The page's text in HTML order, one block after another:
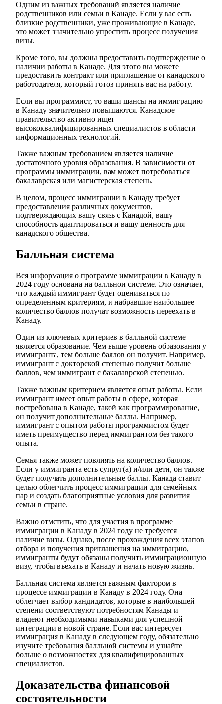
Одним из важных требований является наличие
родственников или семьи в Канаде. Если у вас есть
близкие родственники, уже проживающие в Канаде,
это может значительно упростить процесс получения
визы.
Кроме того, вы должны предоставить подтверждение о
наличии работы в Канаде. Для этого вы можете
предоставить контракт или приглашение от канадского
работодателя, который готов принять вас на работу.
Если вы программист, то ваши шансы на иммиграцию
в Канаду значительно повышаются. Канадское
правительство активно ищет
высококвалифицированных специалистов в области
информационных технологий.
Также важным требованием является наличие
достаточного уровня образования. В зависимости от
программы иммиграции, вам может потребоваться
бакалаврская или магистерская степень.
В целом, процесс иммиграции в Канаду требует
предоставления различных документов,
подтверждающих вашу связь с Канадой, вашу
способность адаптироваться и вашу ценность для
канадского общества.
Балльная система
Вся информация о программе иммиграции в Канаду в
2024 году основана на балльной системе. Это означает,
что каждый иммигрант будет оцениваться по
определенным критериям, и набравшие наибольшее
количество баллов получат возможность переехать в
Канаду.
Один из ключевых критериев в балльной системе
является образование. Чем выше уровень образования у
иммигранта, тем больше баллов он получит. Например,
иммигрант с докторской степенью получит больше
баллов, чем иммигрант с бакалаврской степенью.
Также важным критерием является опыт работы. Если
иммигрант имеет опыт работы в сфере, которая
востребована в Канаде, такой как программирование,
он получит дополнительные баллы. Например,
иммигрант с опытом работы программистом будет
иметь преимущество перед иммигрантом без такого
опыта.
Семья также может повлиять на количество баллов.
Если у иммигранта есть супруг(а) и/или дети, он также
будет получать дополнительные баллы. Канада ставит
целью облегчить процесс иммиграции для семейных
пар и создать благоприятные условия для развития
семьи в стране.
Важно отметить, что для участия в программе
иммиграции в Канаду в 2024 году не требуется
наличие визы. Однако, после прохождения всех этапов
отбора и получения приглашения на иммиграцию,
иммигранты будут обязаны получить иммиграционную
визу, чтобы въехать в Канаду и начать новую жизнь.
Балльная система является важным фактором в
процессе иммиграции в Канаду в 2024 году. Она
облегчает выбор кандидатов, которые в наибольшей
степени соответствуют потребностям Канады и
владеют необходимыми навыками для успешной
интеграции в новой стране. Если вас интересует
иммиграция в Канаду в следующем году, обязательно
изучите требования балльной системы и узнайте
больше о возможностях для квалифицированных
специалистов.
Доказательства финансовой
состоятельности